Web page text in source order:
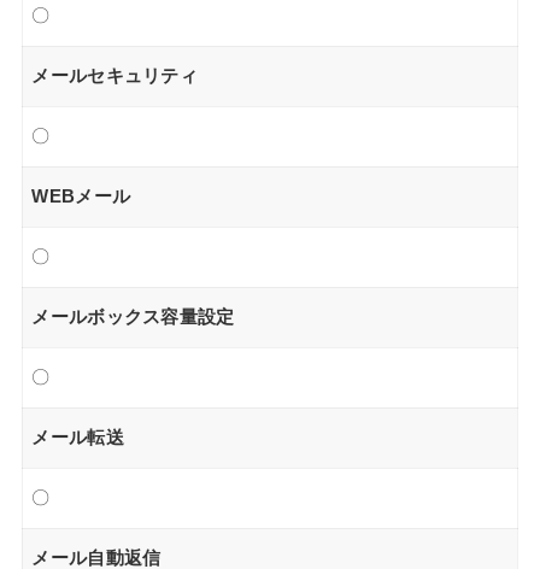
〇
メールセキュリティ
〇
WEBメール
〇
メールボックス容量設定
〇
メール転送
〇
メール自動返信